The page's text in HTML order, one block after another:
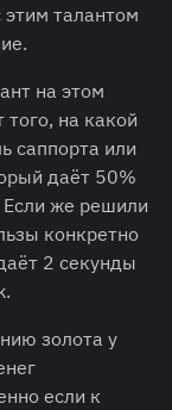
талантом
на этом
того, на какой
саппорта или
даёт 50%
Если же решили
конкретно
2 секунды
золота у
если к